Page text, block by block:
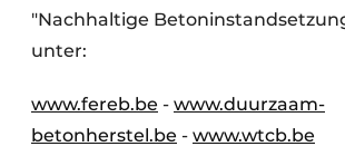
"Nachhaltige
unter:
www.fereb.be - www.duurzaam-
betonherstel.be - www.wtcb.be